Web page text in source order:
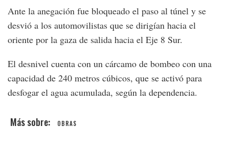
Ante la anegación fue bloqueado el paso al túnel y se
desvió a los automovilistas que se dirigían hacia el
oriente por la gaza de salida hacia el Eje 8 Sur.
El desnivel cuenta con un cárcamo de bombeo con una
capacidad de 240 metros cúbicos, que se activó para
desfogar el agua acumulada, según la dependencia.
OBRAS